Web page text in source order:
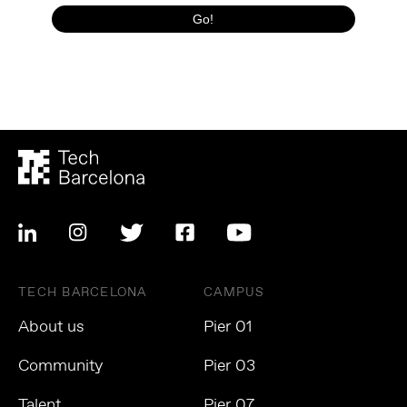
TECH BARCELONA
About us
Community
CAMPUS
Pier 01
Pier 03